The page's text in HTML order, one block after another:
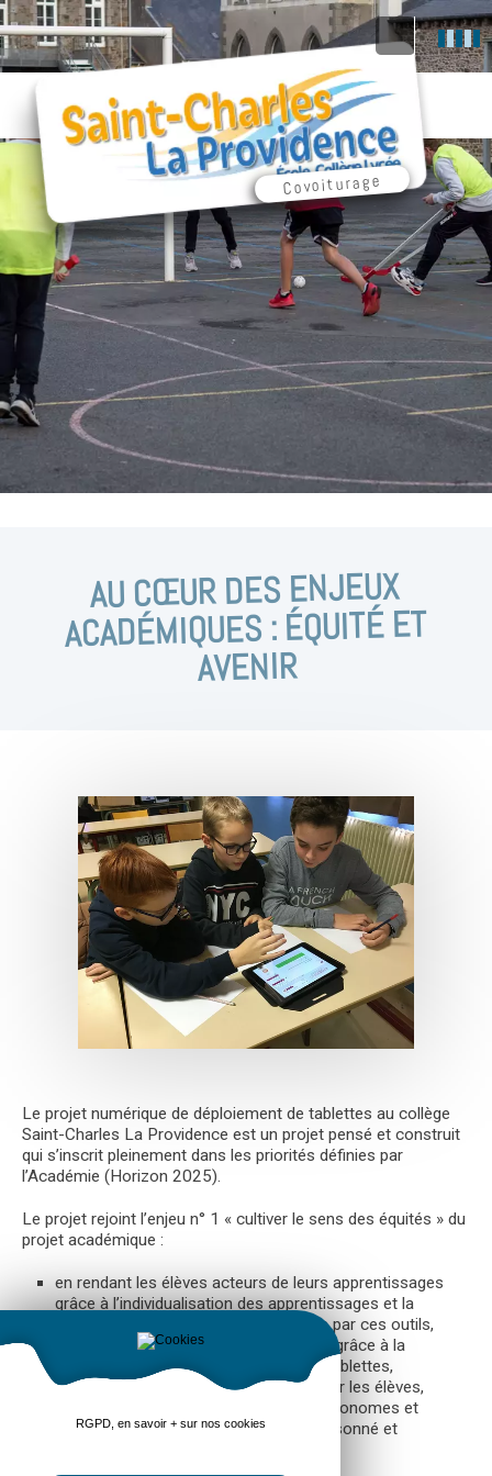
Covoiturage
AU CŒUR DES ENJEUX
ACADÉMIQUES : ÉQUITÉ ET
AVENIR
Le projet numérique de déploiement de tablettes au collège
Saint-Charles La Providence est un projet pensé et construit
qui s’inscrit pleinement dans les priorités définies par
l’Académie (Horizon 2025).
Le projet rejoint l’enjeu n° 1 « cultiver le sens des équités » du
projet académique :
en rendant les élèves acteurs de leurs apprentissages
grâce à l’individualisation des apprentissages et la
différenciation pédagogique permises par ces outils,
en favorisant la persévérance scolaire grâce à la
motivation induite par l’utilisation des tablettes,
en favorisant l’accès au numérique pour les élèves,
en les aidant à devenir des citoyens autonomes et
responsables, par un apprentissage raisonné et
RGPD, en savoir + sur nos cookies